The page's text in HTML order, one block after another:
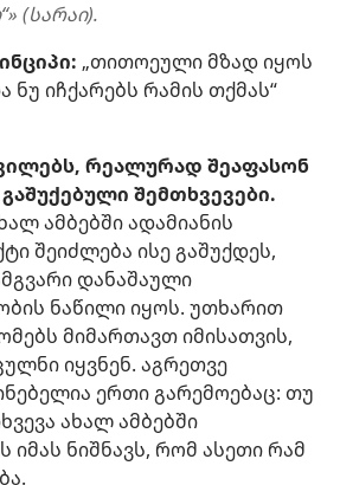
(სარაი).
„თითოეული მზად იყოს
ნუ იჩქარებს რამის თქმას“
რეალურად შეაფასონ
შემთხვევები.
ამბებში ადამიანის
შეიძლება ისე გაშუქდეს,
დანაშაული
ნაწილი იყოს. უთხარით
მიმართავთ იმისათვის,
იყვნენ. აგრეთვე
ერთი გარემოებაც: თუ
ახალ ამბებში
იმას ნიშნავს, რომ ასეთი რამ